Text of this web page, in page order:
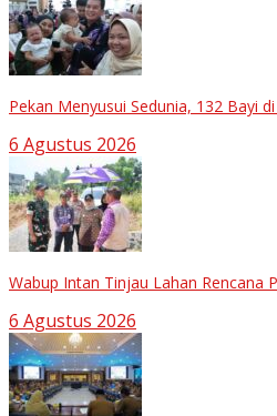
Pekan Menyusui Sedunia, 132 Bayi
6 Agustus 2026
Wabup Intan Tinjau Lahan Rencana
6 Agustus 2026